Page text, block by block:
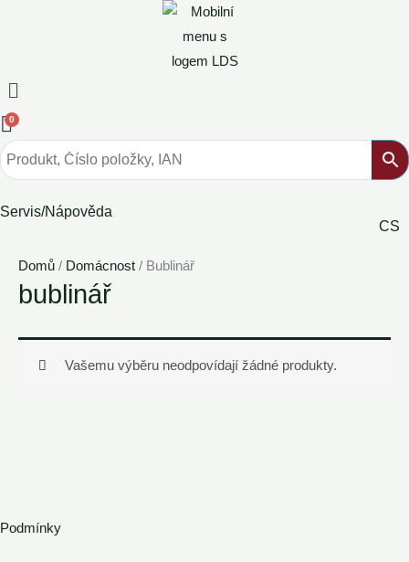
Jídelní
lístek
0
Servis/Nápověda
CS
Domů / Domácnost / Bublinář
bublinář
Vašemu výběru neodpovídají žádné produkty.
Podmínky